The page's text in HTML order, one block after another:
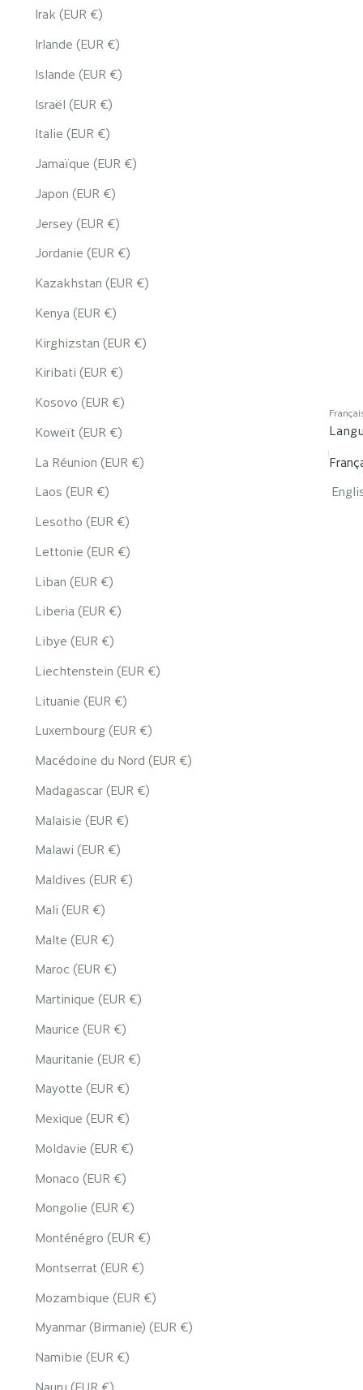
Irak (EUR €)
Irlande (EUR €)
Islande (EUR €)
Israël (EUR €)
Italie (EUR €)
Jamaïque (EUR €)
Japon (EUR €)
Jersey (EUR €)
Jordanie (EUR €)
Kazakhstan (EUR €)
Kenya (EUR €)
Kirghizstan (EUR €)
Kiribati (EUR €)
Kosovo (EUR €)
Koweït (EUR €)
La Réunion (EUR €)
Laos (EUR €)
Lesotho (EUR €)
Lettonie (EUR €)
Liban (EUR €)
Liberia (EUR €)
Libye (EUR €)
Liechtenstein (EUR €)
Lituanie (EUR €)
Luxembourg (EUR €)
Macédoine du Nord (EUR €)
Madagascar (EUR €)
Malaisie (EUR €)
Malawi (EUR €)
Maldives (EUR €)
Mali (EUR €)
Malte (EUR €)
Maroc (EUR €)
Martinique (EUR €)
Maurice (EUR €)
Mauritanie (EUR €)
Mayotte (EUR €)
Mexique (EUR €)
Moldavie (EUR €)
Monaco (EUR €)
Mongolie (EUR €)
Monténégro (EUR €)
Montserrat (EUR €)
Mozambique (EUR €)
Myanmar (Birmanie) (EUR €)
Namibie (EUR €)
Nauru (EUR €)